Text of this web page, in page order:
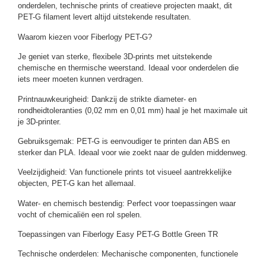
onderdelen, technische prints of creatieve projecten maakt, dit
PET-G filament levert altijd uitstekende resultaten.
Waarom kiezen voor Fiberlogy PET-G?
Je geniet van sterke, flexibele 3D-prints met uitstekende
chemische en thermische weerstand. Ideaal voor onderdelen die
iets meer moeten kunnen verdragen.
Printnauwkeurigheid: Dankzij de strikte diameter- en
rondheidtoleranties (0,02 mm en 0,01 mm) haal je het maximale uit
je 3D-printer.
Gebruiksgemak: PET-G is eenvoudiger te printen dan ABS en
sterker dan PLA. Ideaal voor wie zoekt naar de gulden middenweg.
Veelzijdigheid: Van functionele prints tot visueel aantrekkelijke
objecten, PET-G kan het allemaal.
Water- en chemisch bestendig: Perfect voor toepassingen waar
vocht of chemicaliën een rol spelen.
Toepassingen van Fiberlogy Easy PET-G Bottle Green TR
Technische onderdelen: Mechanische componenten, functionele